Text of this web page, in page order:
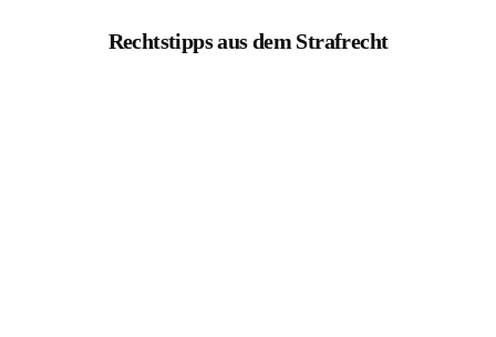
Rechtstipps aus dem Strafrecht